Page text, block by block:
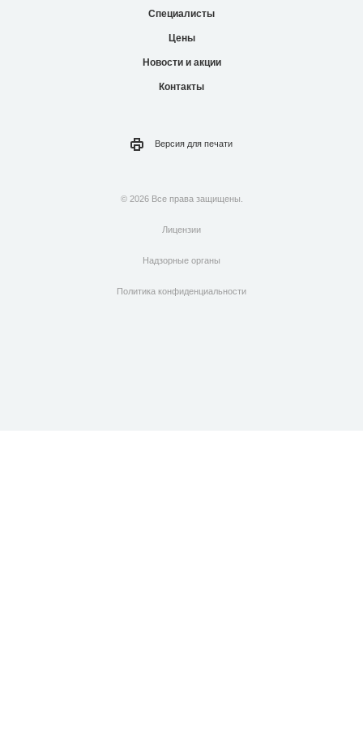
Специалисты
Цены
Новости и акции
Контакты
Версия для печати
© 2026 Все права защищены.
Лицензии
Надзорные органы
Политика конфиденциальности